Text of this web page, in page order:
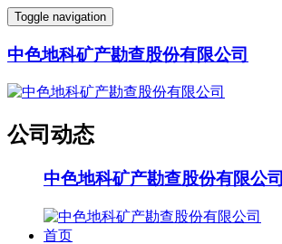
Toggle navigation
中色地科矿产勘查股份有限公司
公司动态
中色地科矿产勘查股份有限公司
首页